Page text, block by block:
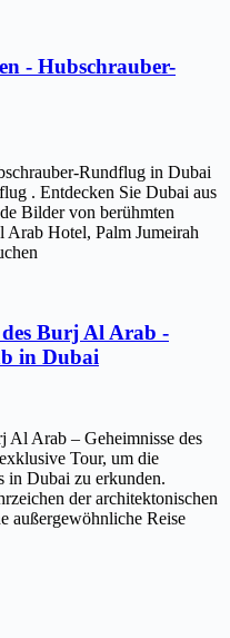
- Hubschrauber-
Rundflug in Dubai
. Entdecken Sie Dubai aus
Bilder von berühmten
Hotel, Palm Jumeirah
Burj Al Arab -
in Dubai
Al Arab – Geheimnisse des
Tour, um die
in Dubai zu erkunden.
der architektonischen
außergewöhnliche Reise